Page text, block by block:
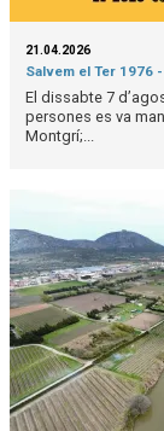
21.04.2026
Salvem el Ter 1976
El dissabte 7
persones es va
Montgrí;...